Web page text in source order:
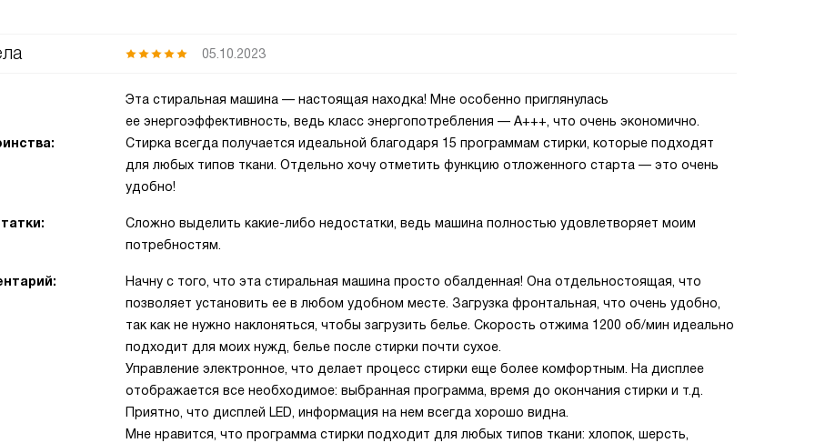
05.10.2023
Эта стиральная машина — настоящая находка! Мне особенно приглянулась
ее энергоэффективность, ведь класс энергопотребления — A+++, что очень экономично.
Стирка всегда получается идеальной благодаря 15 программам стирки, которые подходят
для любых типов ткани. Отдельно хочу отметить функцию отложенного старта — это очень
удобно!
Сложно выделить какие-либо недостатки, ведь машина полностью удовлетворяет моим
потребностям.
Начну с того, что эта стиральная машина просто обалденная! Она отдельностоящая, что
позволяет установить ее в любом удобном месте. Загрузка фронтальная, что очень удобно,
так как не нужно наклоняться, чтобы загрузить белье. Скорость отжима 1200 об/мин идеально
подходит для моих нужд, белье после стирки почти сухое.
Управление электронное, что делает процесс стирки еще более комфортным. На дисплее
отображается все необходимое: выбранная программа, время до окончания стирки и т.д.
Приятно, что дисплей LED, информация на нем всегда хорошо видна.
Мне нравится, что программа стирки подходит для любых типов ткани: хлопок, шерсть,